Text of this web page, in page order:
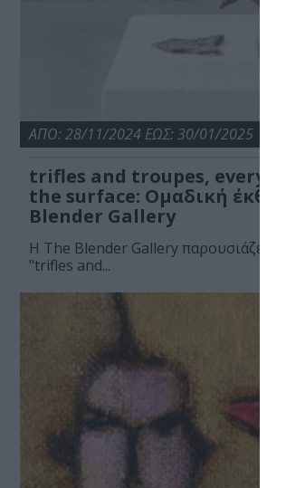
ΑΠΟ: 28/11/2024 ΕΩΣ: 30/01/2025
trifles and troupes,
the surface: Ομαδική
Blender Gallery
Η The Blender Gallery παρουσιάζει
"trifles and...